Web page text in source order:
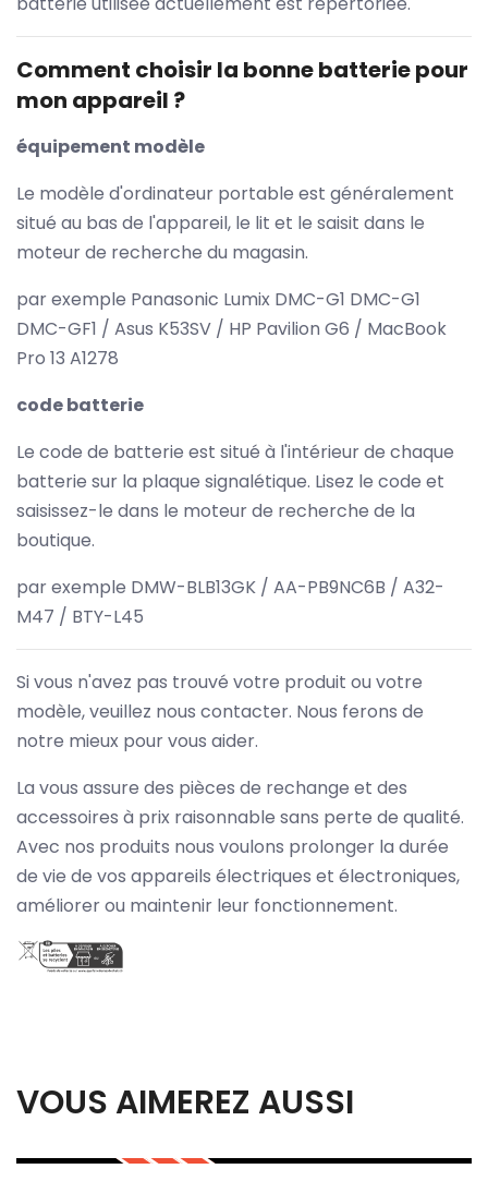
Comment choisir la bonne batterie pour
mon appareil ?
équipement modèle
Le modèle d'ordinateur portable est généralement
situé au bas de l'appareil, le lit et le saisit dans le
moteur de recherche du magasin.
par exemple Panasonic Lumix DMC-G1 DMC-G1
DMC-GF1 / Asus K53SV / HP Pavilion G6 / MacBook
Pro 13 A1278
code batterie
Le code de batterie est situé à l'intérieur de chaque
batterie sur la plaque signalétique. Lisez le code et
saisissez-le dans le moteur de recherche de la
boutique.
par exemple DMW-BLB13GK / AA-PB9NC6B / A32-
M47 / BTY-L45
Si vous n'avez pas trouvé votre produit ou votre
modèle, veuillez nous contacter. Nous ferons de
notre mieux pour vous aider.
La vous assure des pièces de rechange et des
accessoires à prix raisonnable sans perte de qualité.
Avec nos produits nous voulons prolonger la durée
de vie de vos appareils électriques et électroniques,
améliorer ou maintenir leur fonctionnement.
VOUS AIMEREZ AUSSI